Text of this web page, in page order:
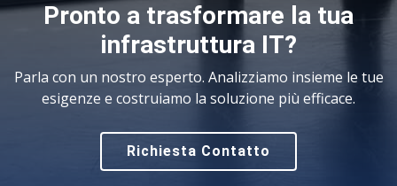
Pronto a trasformare la tua
infrastruttura IT?
Parla con un nostro esperto. Analizziamo insieme le tue
esigenze e costruiamo la soluzione più efficace.
Richiesta Contatto